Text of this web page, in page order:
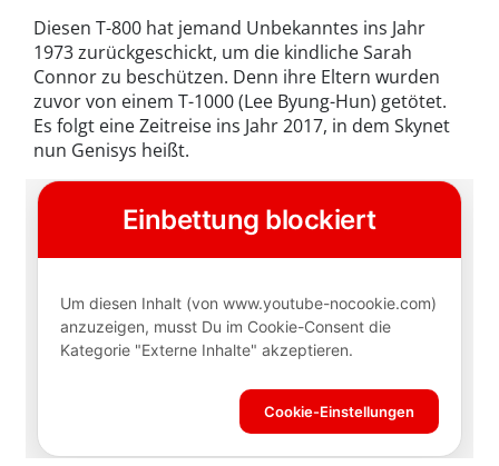
Diesen T-800 hat jemand Unbekanntes ins Jahr
1973 zurückgeschickt, um die kindliche Sarah
Connor zu beschützen. Denn ihre Eltern wurden
zuvor von einem T-1000 (Lee Byung-Hun) getötet.
Es folgt eine Zeitreise ins Jahr 2017, in dem Skynet
nun Genisys heißt.